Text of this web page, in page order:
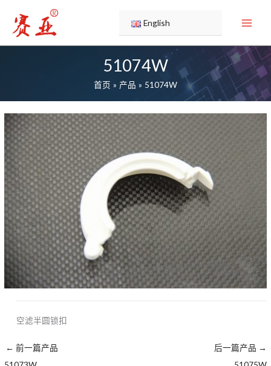
容
English
51074W
首页 产品 51074W
空滤半圆锁扣
← 前一篇产品
后一篇产品 →